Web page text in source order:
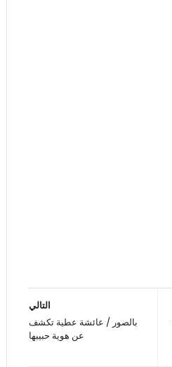
التالي
بالصور / عائشة عطية تكشف
عن هوية حبيبها